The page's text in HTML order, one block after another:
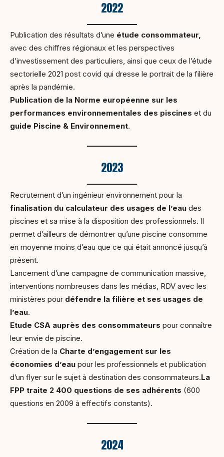
2022
Publication des résultats d’une étude consommateur,
avec des chiffres régionaux et les perspectives
d’investissement des particuliers, ainsi que ceux de l’étude
sectorielle 2021 post covid qui dresse le portrait de la filière
après la pandémie.
Publication de la Norme européenne sur les
performances environnementales des piscines et du
guide Piscine & Environnement.
2023
Recrutement d’un ingénieur environnement pour la
finalisation du calculateur des usages de l’eau des
piscines et sa mise à la disposition des professionnels. Il
permet d’ailleurs de démontrer qu’une piscine consomme
en moyenne moins d’eau que ce qui était annoncé jusqu’à
présent.
Lancement d’une campagne de communication massive,
interventions nombreuses dans les médias, RDV avec les
ministères pour défendre la filière et ses usages de
l’eau.
Etude CSA auprès des consommateurs pour connaître
leur envie de piscine.
Création de la Charte d’engagement sur les
économies d’eau pour les professionnels et publication
d’un flyer sur le sujet à destination des consommateurs.La
FPP traite 2 400 questions de ses adhérents (600
questions en 2009 à effectifs constants).
2024